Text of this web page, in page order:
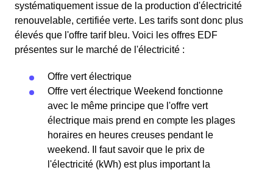
systématiquement issue de la production d'électricité
renouvelable, certifiée verte. Les tarifs sont donc plus
élevés que l'offre tarif bleu. Voici les offres EDF
présentes sur le marché de l'électricité :
Offre vert électrique
Offre vert électrique Weekend fonctionne
avec le même principe que l'offre vert
électrique mais prend en compte les plages
horaires en heures creuses pendant le
weekend. Il faut savoir que le prix de
l'électricité (kWh) est plus important la